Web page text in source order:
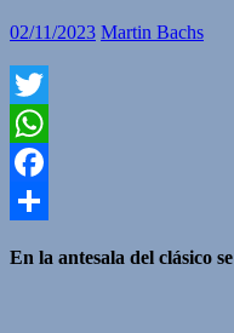
02/11/2023 Martin Bachs
Twitter
WhatsApp
Facebook
En la antesala del clásico